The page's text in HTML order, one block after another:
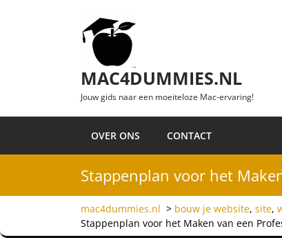
MAC4DUMMIES.NL
Jouw gids naar een moeiteloze Mac-ervaring!
OVER ONS CONTACT
Stappenplan voor het
mac4dummies.nl > bouw je website, site,
Stappenplan voor het Maken van een